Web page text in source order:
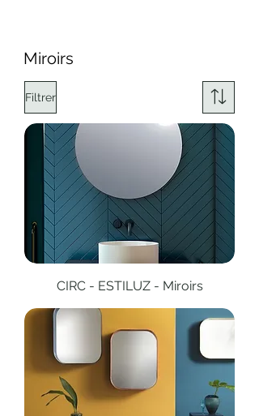
Filtrer
CIRC - ESTILUZ - Miroirs
Miroirs